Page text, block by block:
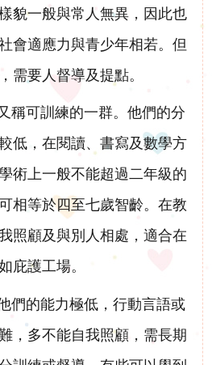
貌一般與常人無異，因此也
會適應力與青少年相若。但
需要人督導及提點。
稱可訓練的一群。他們的分
低，在閱讀、書寫及數學方
術上一般不能超過二年級的
相等於四至七歲智齡。在教
照顧及與別人相處，適合在
庇護工場。
們的能力極低，行動言語或
，多不能自我照顧，需長期